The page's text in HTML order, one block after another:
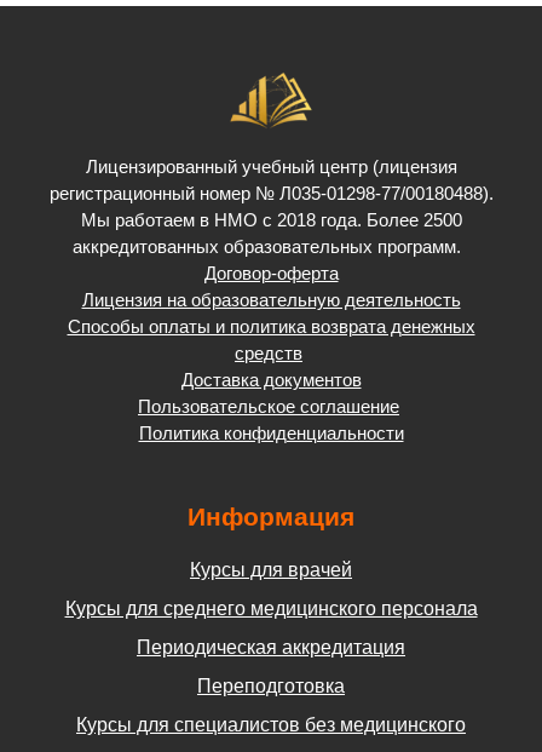
Лицензированный учебный центр (лицензия
регистрационный номер № Л035-01298-77/00180488).
Мы работаем в НМО с 2018 года. Более 2500
аккредитованных образовательных программ.
Договор-оферта
Лицензия на образовательную деятельность
Способы оплаты и политика возврата денежных
средств
Доставка документов
Пользовательское соглашение
Политика конфиденциальности
Информация
Курсы для врачей
Курсы для среднего медицинского персонала
Периодическая аккредитация
Переподготовка
Курсы для специалистов без медицинского